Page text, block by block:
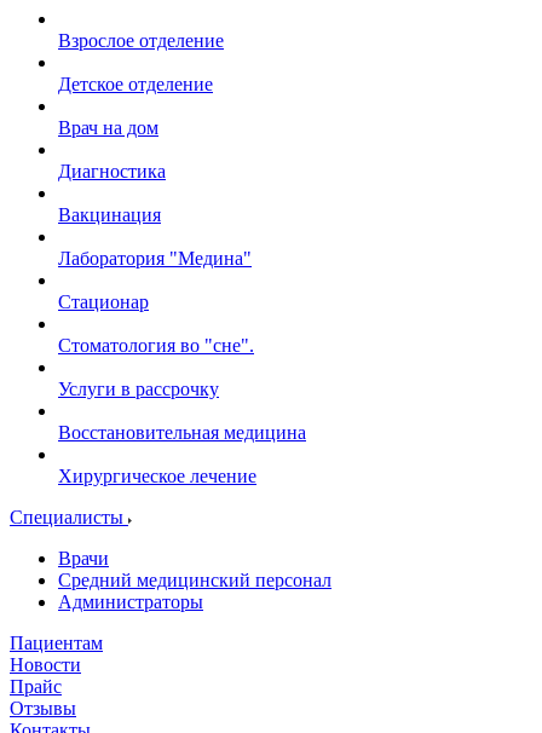
Взрослое отделение
Детское отделение
Врач на дом
Диагностика
Вакцинация
Лаборатория "Медина"
Стационар
Стоматология во "сне".
Услуги в рассрочку
Восстановительная медицина
Хирургическое лечение
Специалисты
Врачи
Средний медицинский персонал
Администраторы
Пациентам
Новости
Прайс
Отзывы